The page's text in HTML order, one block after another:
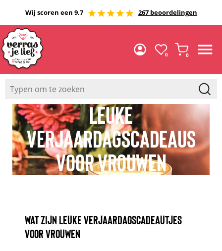
Wij scoren een 9.7 267 beoordelingen
0 0
LEUKE
VERJAARDAGSCADEAUS
VOOR VROUWEN
WAT ZIJN LEUKE VERJAARDAGSCADEAUTJES
VOOR VROUWEN